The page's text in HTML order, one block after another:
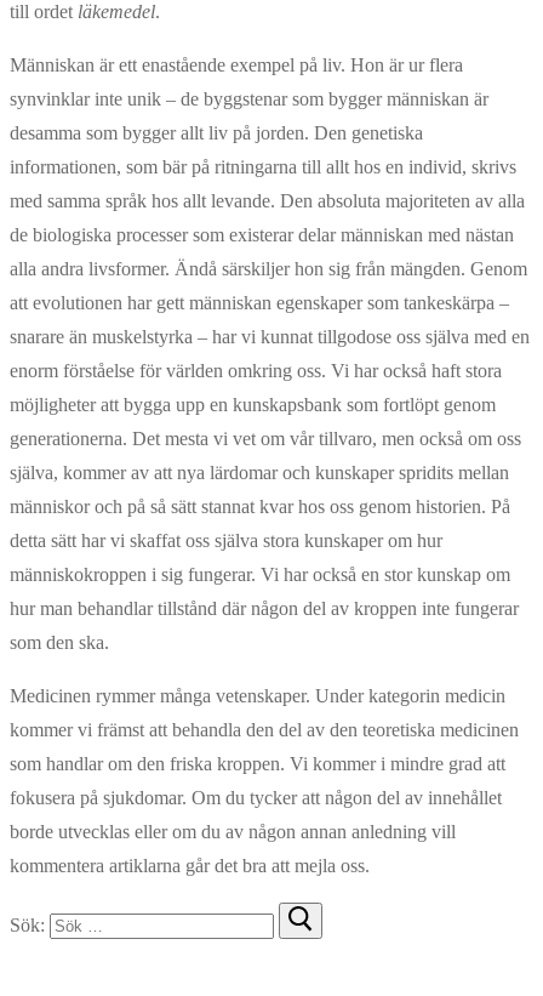
till ordet läkemedel.
Människan är ett enastående exempel på liv. Hon är ur flera
synvinklar inte unik – de byggstenar som bygger människan är
desamma som bygger allt liv på jorden. Den genetiska
informationen, som bär på ritningarna till allt hos en individ, skrivs
med samma språk hos allt levande. Den absoluta majoriteten av alla
de biologiska processer som existerar delar människan med nästan
alla andra livsformer. Ändå särskiljer hon sig från mängden. Genom
att evolutionen har gett människan egenskaper som tankeskärpa –
snarare än muskelstyrka – har vi kunnat tillgodose oss själva med en
enorm förståelse för världen omkring oss. Vi har också haft stora
möjligheter att bygga upp en kunskapsbank som fortlöpt genom
generationerna. Det mesta vi vet om vår tillvaro, men också om oss
själva, kommer av att nya lärdomar och kunskaper spridits mellan
människor och på så sätt stannat kvar hos oss genom historien. På
detta sätt har vi skaffat oss själva stora kunskaper om hur
människokroppen i sig fungerar. Vi har också en stor kunskap om
hur man behandlar tillstånd där någon del av kroppen inte fungerar
som den ska.
Medicinen rymmer många vetenskaper. Under kategorin medicin
kommer vi främst att behandla den del av den teoretiska medicinen
som handlar om den friska kroppen. Vi kommer i mindre grad att
fokusera på sjukdomar. Om du tycker att någon del av innehållet
borde utvecklas eller om du av någon annan anledning vill
kommentera artiklarna går det bra att mejla oss.
Sök: